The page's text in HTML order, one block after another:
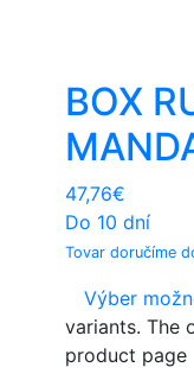
BOX
47,76€
Do 10 dní
Tovar doručíme
Výber
variants. The
product page